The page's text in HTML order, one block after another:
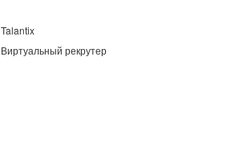
Talantix
Виртуальный рекрутер